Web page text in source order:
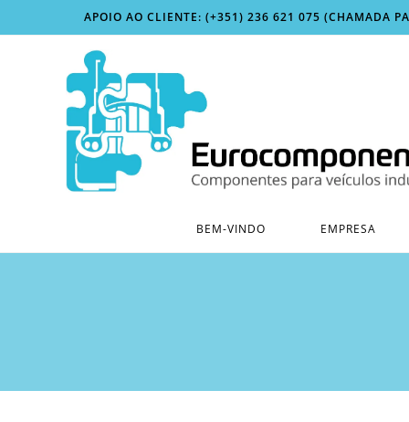
to
APOIO AO CLIENTE: (+351) 236 621 075 (CHAMADA
BEM-VINDO EMPRESA